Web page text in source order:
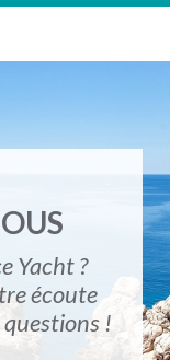
Yacht ?
écoute
!